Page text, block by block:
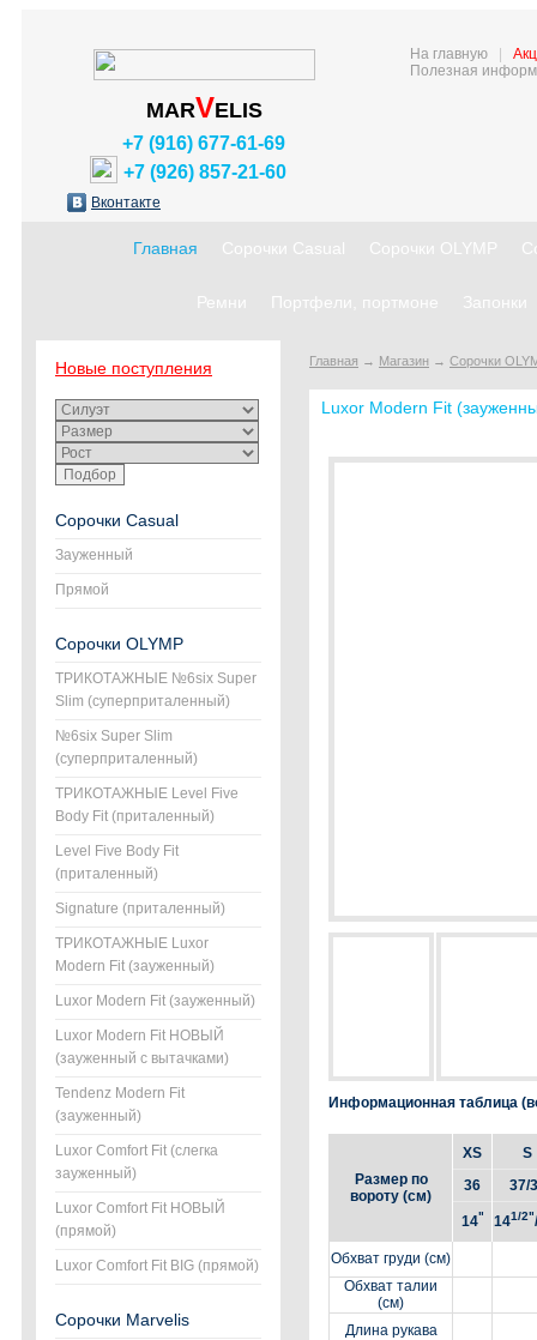
MARVELIS
+7 (916) 677-61-69
+7 (926) 857-21-60
Вконтакте
На главную
Полезная
Главная Сорочки Casual Сорочки OLYMP
Ремни Портфели, портмоне Запонки
Новые поступления
Сорочки Casual
Зауженный
Прямой
Сорочки OLYMP
ТРИКОТАЖНЫЕ №6six Super
Slim (суперприталенный)
№6six Super Slim
(суперприталенный)
ТРИКОТАЖНЫЕ Level Five
Body Fit (приталенный)
Level Five Body Fit
(приталенный)
Signature (приталенный)
ТРИКОТАЖНЫЕ Luxor
Modern Fit (зауженный)
Luxor Modern Fit (зауженный)
Luxor Modern Fit НОВЫЙ
(зауженный с вытачками)
Tendenz Modern Fit
(зауженный)
Luxor Comfort Fit (слегка
зауженный)
Luxor Comfort Fit НОВЫЙ
(прямой)
Luxor Comfort Fit BIG (прямой)
Сорочки Marvelis
Главная → Магазин → Сорочки
Luxor Modern Fit
Информационная таблица
Размер по
вороту (см)
XS
36
14"
S
37/
141/2"
Обхват груди (см)
Обхват талии
(см)
Длина рукава